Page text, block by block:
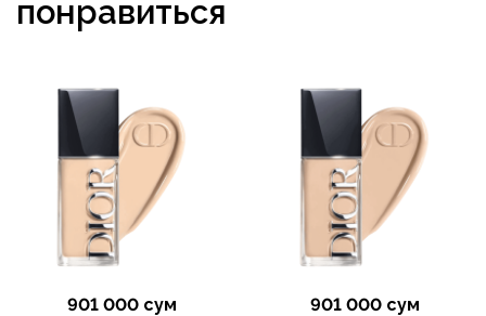
понравиться
901 000 сум 901 000 сум